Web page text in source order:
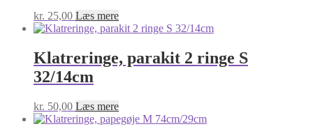
kr. 25,00 Læs mere
Klatreringe, parakit 2 ringe S
32/14cm
kr. 50,00 Læs mere